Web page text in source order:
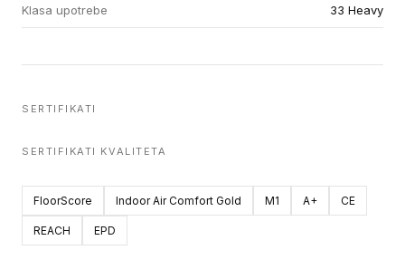
Klasa upotrebe 33 Heavy
SERTIFIKATI
SERTIFIKATI KVALITETA
FloorScore Indoor Air Comfort Gold M1 A+ CE
REACH EPD